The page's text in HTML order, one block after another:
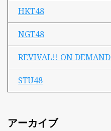
HKT48
NGT48
REVIVAL!! ON DEMAND
STU48
アーカイブ